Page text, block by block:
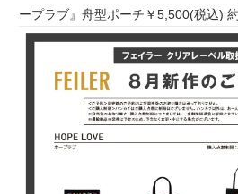
ープラブ』舟型ポーチ￥5,500(税込)